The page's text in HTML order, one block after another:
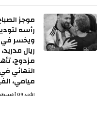
موجز
رأسه
ويخسر في
ريال
مزدوج،
النهائي
ميامي،
الأحد 09 أغسطس 2:52 م